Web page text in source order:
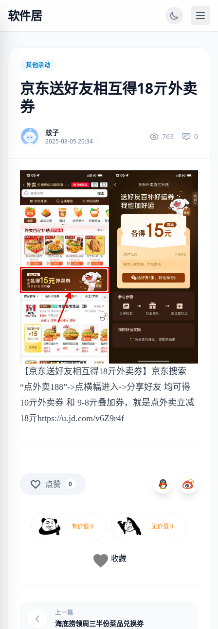
软件居
其他活动
京东送好友相互得18亓外卖
券
蚊子
2025-08-05 20:34 ·
763 0
【京东送好友相互得18亓外卖券】京东搜索
“点外卖188”->点横幅进入->分享好友 均可得
10亓外卖券 和 9-8亓叠加券，就是点外卖立减
18亓https://u.jd.com/v6Z9r4f
点赞 0
收藏
上一篇
海底捞领周三半份菜品兑换券